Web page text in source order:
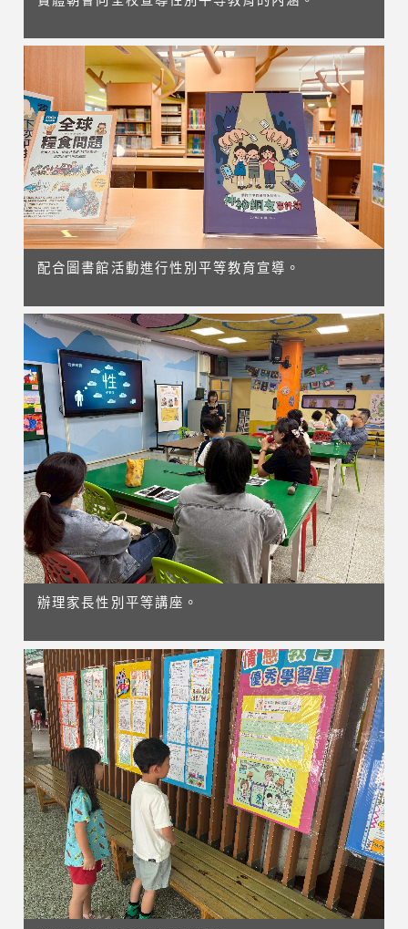
配合圖書館活動進行性別平等教育宣導。
辦理家長性別平等講座。